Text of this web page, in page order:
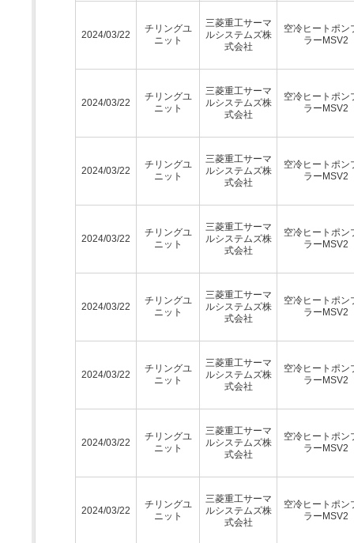
2024/03/22
チリングユ
ニット
三菱重工サーマ
ルシステムズ株
式会社
空冷ヒートポン
ラーMSV2
2024/03/22
チリングユ
ニット
三菱重工サーマ
ルシステムズ株
式会社
空冷ヒートポン
ラーMSV2
2024/03/22
チリングユ
ニット
三菱重工サーマ
ルシステムズ株
式会社
空冷ヒートポン
ラーMSV2
2024/03/22
チリングユ
ニット
三菱重工サーマ
ルシステムズ株
式会社
空冷ヒートポン
ラーMSV2
2024/03/22
チリングユ
ニット
三菱重工サーマ
ルシステムズ株
式会社
空冷ヒートポン
ラーMSV2
2024/03/22
チリングユ
ニット
三菱重工サーマ
ルシステムズ株
式会社
空冷ヒートポン
ラーMSV2
2024/03/22
チリングユ
ニット
三菱重工サーマ
ルシステムズ株
式会社
空冷ヒートポン
ラーMSV2
2024/03/22
チリングユ
ニット
三菱重工サーマ
ルシステムズ株
式会社
空冷ヒートポン
ラーMSV2